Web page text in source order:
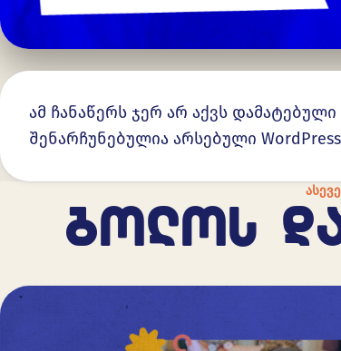
ამ ჩანაწერს ჯერ არ აქვს
შენარჩუნებულია არსებული
ᲑᲝᲚᲝᲡ